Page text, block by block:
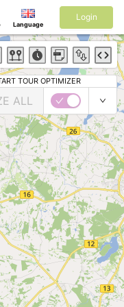
Language
Login
TOUR OPTIMIZER
ALL